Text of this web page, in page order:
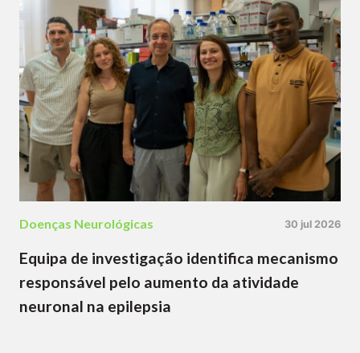
Doenças Neurológicas 30 jul 2026
Equipa de investigação identifica mecanismo
responsável pelo aumento da atividade
neuronal na epilepsia